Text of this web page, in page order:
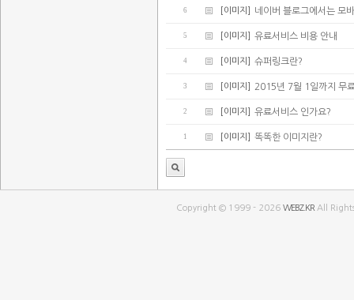
6 [이미지] 네이버 블로그에서는 모
5 [이미지] 유료서비스 비용 안내
4 [이미지] 슈퍼링크란?
3 [이미지] 2015년 7월 1일까지 무
2 [이미지] 유료서비스 인가요?
1 [이미지] 똑똑한 이미지란?
Copyright © 1999 - 2026WEBZ.KR All